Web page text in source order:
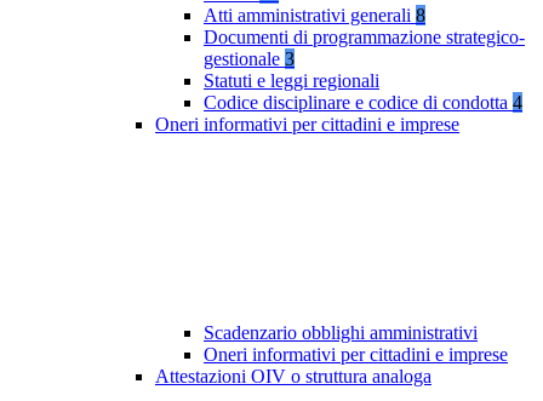
Atti amministrativi generali 8
Documenti di programmazione strategico-
gestionale 3
Statuti e leggi regionali
Codice disciplinare e codice di condotta 4
Oneri informativi per cittadini e imprese
Scadenzario obblighi amministrativi
Oneri informativi per cittadini e imprese
Attestazioni OIV o struttura analoga